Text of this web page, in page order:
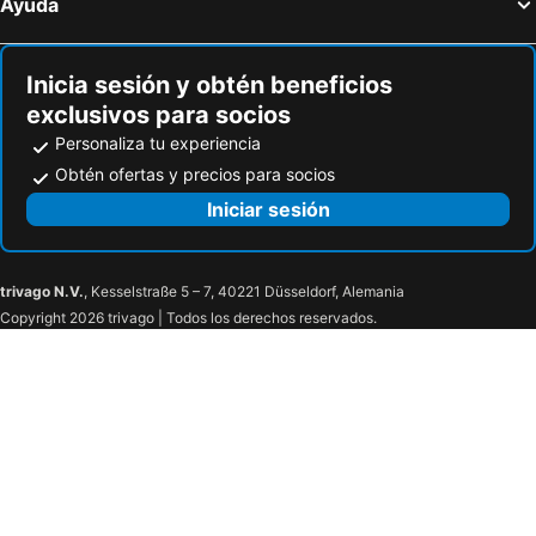
Inicia sesión y obtén beneficios
exclusivos para socios
Personaliza tu experiencia
Obtén ofertas y precios para socios
Iniciar sesión
trivago N.V., Kesselstraße 5 – 7, 40221 Düsseldorf, Alemania
Copyright 2026 trivago | Todos los derechos reservados.